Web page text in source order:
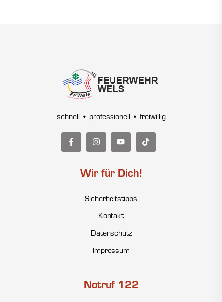
schnell • professionell • freiwillig
Wir für Dich!
Sicherheitstipps
Kontakt
Datenschutz
Impressum
Notruf 122